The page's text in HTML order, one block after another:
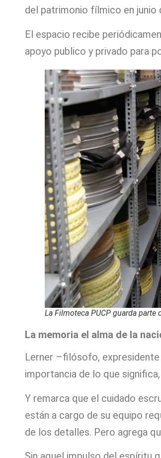
del patrimonio fílmico en junio
El espacio recibe
apoyo publico y privado para
La Filmoteca PUCP guarda
La memoria el alma de la
Lerner –filósofo,
importancia de lo que
Y remarca que el cuidado
están a cargo de su equipo
de los detalles. Pero agrega